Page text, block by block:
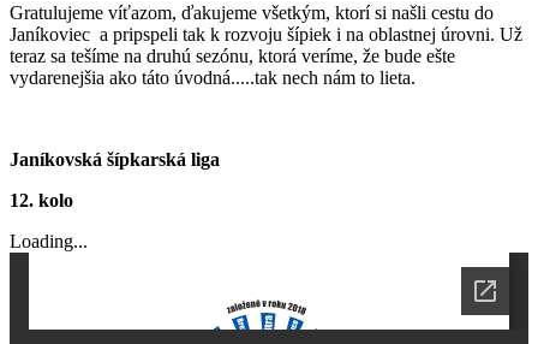
Gratulujeme víťazom, ďakujeme všetkým, ktorí si našli cestu do
Janíkoviec a pripspeli tak k rozvoju šípiek i na oblastnej úrovni. Už
teraz sa tešíme na druhú sezónu, ktorá veríme, že bude ešte
vydarenejšia ako táto úvodná.....tak nech nám to lieta.
Janíkovská šípkarská liga
12. kolo
Loading...